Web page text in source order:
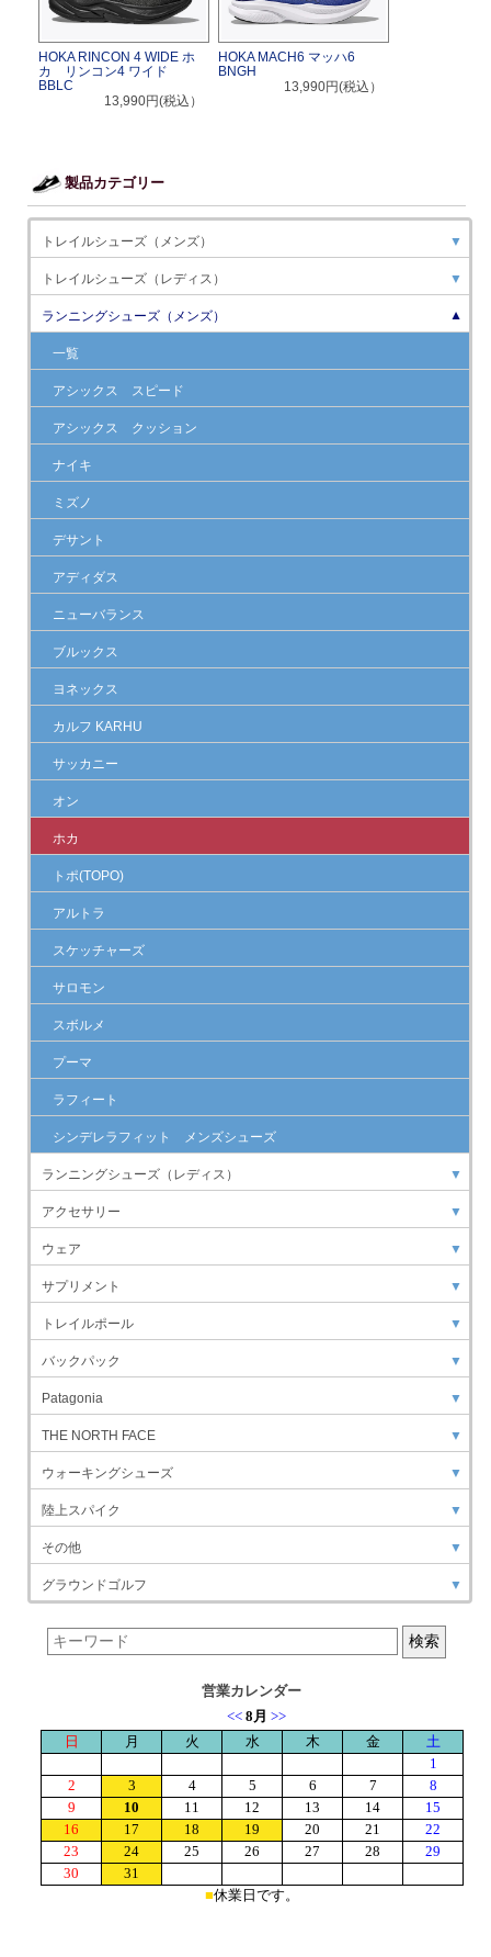
HOKA RINCON 4 WIDE ホ
カ リンコン4 ワイド
BBLC
13,990円(税込）
HOKA MACH6 マッハ6
BNGH
13,990円(税込）
製品カテゴリー
トレイルシューズ（メンズ） ▼
トレイルシューズ（レディス） ▼
ランニングシューズ（メンズ） ▼
一覧
アシックス スピード
アシックス クッション
ナイキ
ミズノ
デサント
アディダス
ニューバランス
ブルックス
ヨネックス
カルフ KARHU
サッカニー
オン
ホカ
トポ(TOPO)
アルトラ
スケッチャーズ
サロモン
スボルメ
プーマ
ラフィート
シンデレラフィット メンズシューズ
ランニングシューズ（レディス） ▼
アクセサリー ▼
ウェア ▼
サプリメント ▼
トレイルポール ▼
バックパック ▼
Patagonia ▼
THE NORTH FACE ▼
ウォーキングシューズ ▼
陸上スパイク ▼
その他 ▼
グラウンドゴルフ ▼
営業カレンダー